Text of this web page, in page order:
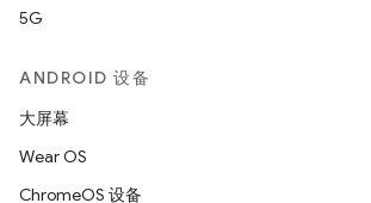
5G
ANDROID 设备
大屏幕
Wear OS
ChromeOS 设备